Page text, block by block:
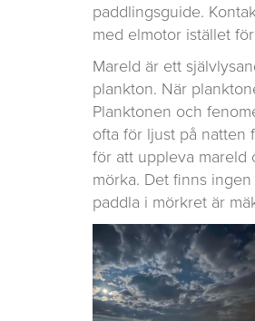
paddlingsguide.
med elmotor istället
Mareld är ett
plankton. När
Planktonen och
ofta för ljust på natten
för att uppleva mareld
mörka. Det finns
paddla i mörkret är